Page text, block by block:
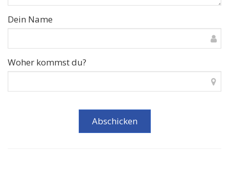
Dein Name
Woher kommst du?